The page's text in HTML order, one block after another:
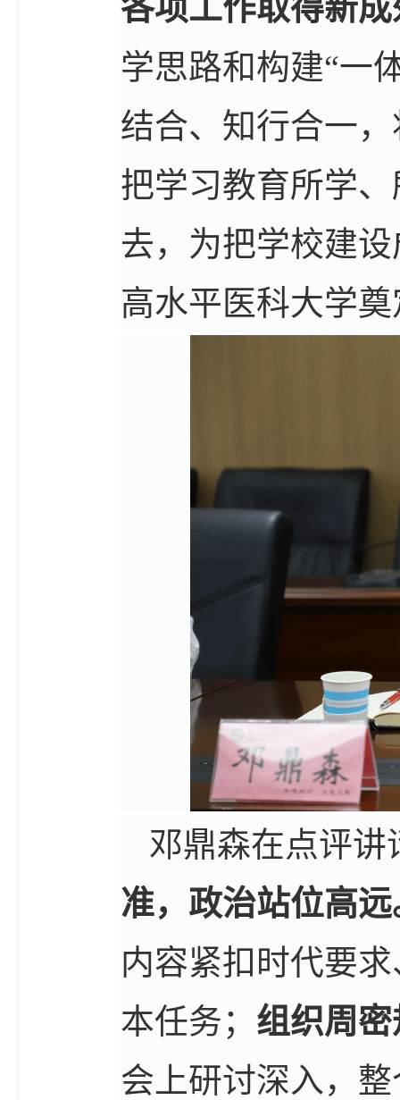
各项工作取得新
学思路和构建“一
结合、知行合一
把学习教育所学
去，为把学校建
高水平医科大学
邓鼎森在点评
准，政治站位高远
内容紧扣时代要
本任务； 组织周
会上研讨深入，